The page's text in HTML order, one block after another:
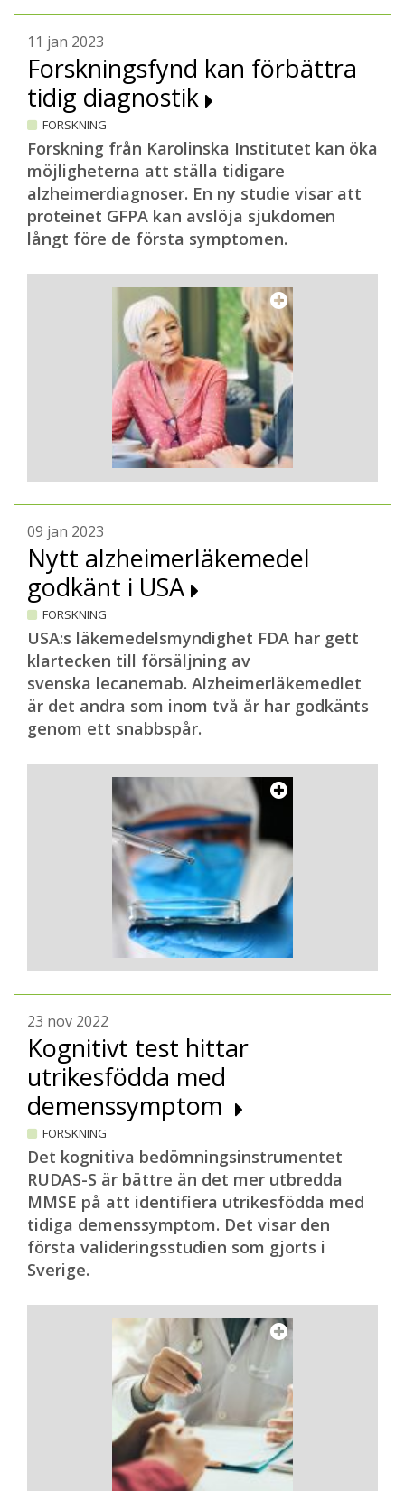
11 jan 2023
Forskningsfynd kan förbättra
tidig diagnostik
FORSKNING
Forskning från Karolinska Institutet kan öka
möjligheterna att ställa tidigare
alzheimerdiagnoser. En ny studie visar att
proteinet GFPA kan avslöja sjukdomen
långt före de första symptomen.
09 jan 2023
Nytt alzheimerläkemedel
godkänt i USA
FORSKNING
USA:s läkemedelsmyndighet FDA har gett
klartecken till försäljning av
svenska lecanemab. Alzheimerläkemedlet
är det andra som inom två år har godkänts
genom ett snabbspår.
23 nov 2022
Kognitivt test hittar
utrikesfödda med
demenssymptom
FORSKNING
Det kognitiva bedömningsinstrumentet
RUDAS-S är bättre än det mer utbredda
MMSE på att identifiera utrikesfödda med
tidiga demenssymptom. Det visar den
första valideringsstudien som gjorts i
Sverige.